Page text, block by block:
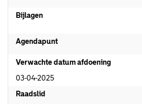
Bijlagen
Agendapunt
Verwachte datum afdoening
03-04-2025
Raadslid